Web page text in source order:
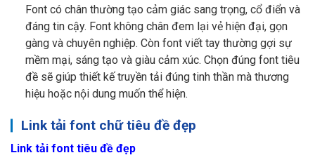
Font có chân thường tạo cảm giác sang trọng, cổ điển và
đáng tin cậy. Font không chân đem lại vẻ hiện đại, gọn
gàng và chuyên nghiệp. Còn font viết tay thường gợi sự
mềm mại, sáng tạo và giàu cảm xúc. Chọn đúng font tiêu
đề sẽ giúp thiết kế truyền tải đúng tinh thần mà thương
hiệu hoặc nội dung muốn thể hiện.
Link tải font chữ tiêu đề đẹp
Link tải font tiêu đề đẹp